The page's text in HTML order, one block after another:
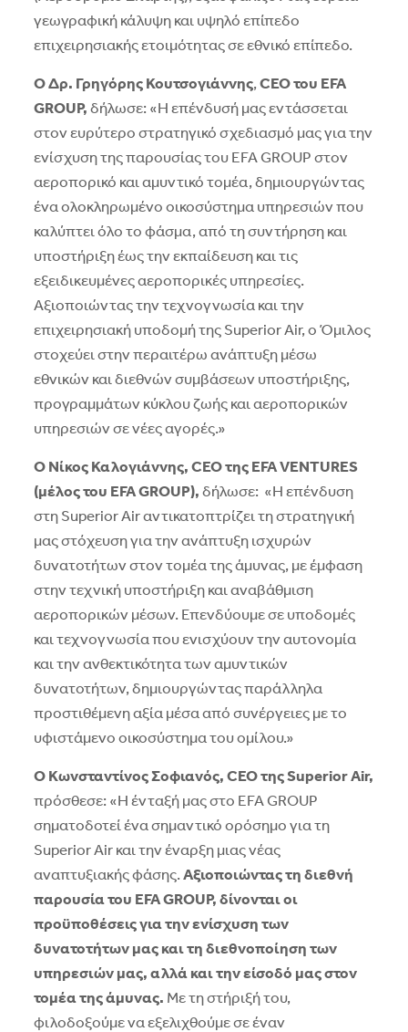
γεωγραφική κάλυψη και υψηλό επίπεδο
επιχειρησιακής ετοιμότητας σε εθνικό επίπεδο.
OΔρ. Γρηγόρης Κουτσογιάννης, CEO του EFA
GROUP, δήλωσε: «Η επένδυσή μας εντάσσεται
στον ευρύτερο στρατηγικό σχεδιασμό μας για την
ενίσχυση της παρουσίας του EFA GROUP στον
αεροπορικό και αμυντικό τομέα, δημιουργώντας
ένα ολοκληρωμένο οικοσύστημα υπηρεσιών που
καλύπτει όλο το φάσμα, από τη συντήρηση και
υποστήριξη έως την εκπαίδευση και τις
εξειδικευμένες αεροπορικές υπηρεσίες.
Αξιοποιώντας την τεχνογνωσία και την
επιχειρησιακή υποδομή της Superior Air, ο Όμιλος
στοχεύει στην περαιτέρω ανάπτυξη μέσω
εθνικών και διεθνών συμβάσεων υποστήριξης,
προγραμμάτων κύκλου ζωής και αεροπορικών
υπηρεσιών σε νέες αγορές.»
OΝίκος Καλογιάννης, CEOτης EFAVENTURES
(μέλος του EFAGROUP), δήλωσε: «Η επένδυση
στη Superior Air αντικατοπτρίζει τη στρατηγική
μας στόχευση για την ανάπτυξη ισχυρών
δυνατοτήτων στον τομέα της άμυνας, με έμφαση
στην τεχνική υποστήριξη και αναβάθμιση
αεροπορικών μέσων. Επενδύουμε σε υποδομές
και τεχνογνωσία που ενισχύουν την αυτονομία
και την ανθεκτικότητα των αμυντικών
δυνατοτήτων, δημιουργώντας παράλληλα
προστιθέμενη αξία μέσα από συνέργειες με το
υφιστάμενο οικοσύστημα του ομίλου.»
Ο Κωνσταντίνος Σοφιανός, CEO της Superior Air,
πρόσθεσε: «Η ένταξή μας στο EFA GROUP
σηματοδοτεί ένα σημαντικό ορόσημο για τη
Superior Air και την έναρξη μιας νέας
αναπτυξιακής φάσης. Αξιοποιώντας τη διεθνή
παρουσία του EFA GROUP, δίνονται οι
προϋποθέσεις για την ενίσχυση των
δυνατοτήτων μας και τη διεθνοποίηση των
υπηρεσιών μας, αλλά και την είσοδό μας στον
τομέα της άμυνας. Με τη στήριξή του,
φιλοδοξούμε να εξελιχθούμε σε έναν